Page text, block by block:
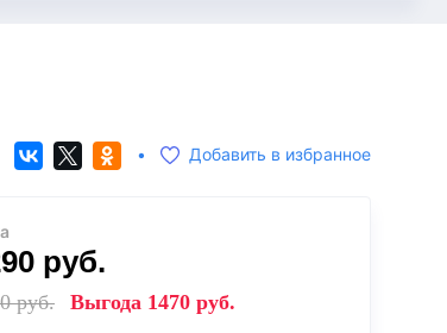
• Добавить в избранное
руб.
руб. Выгода 1470 руб.